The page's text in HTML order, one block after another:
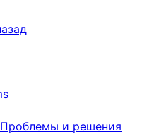
Проблемы и решения